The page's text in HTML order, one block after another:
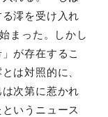
澪を受け入れ
まった。しかし
が存在するこ
は対照的に、
次第に惹かれ
いうニュース